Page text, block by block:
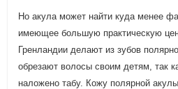
Но акула может найти куда менее
имеющее большую практическую
Гренландии делают из зубов
обрезают волосы своим детям, так
наложено табу. Кожу полярной